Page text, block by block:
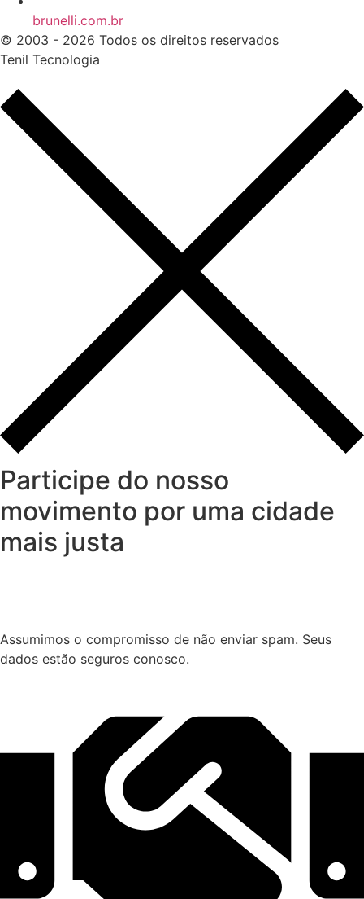
brunelli.com.br
© 2003 - 2026 Todos os direitos reservados
Tenil Tecnologia
Participe do nosso
movimento por uma cidade
mais justa
Assumimos o compromisso de não enviar spam. Seus
dados estão seguros conosco.